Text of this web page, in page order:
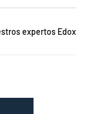
expertos Edox